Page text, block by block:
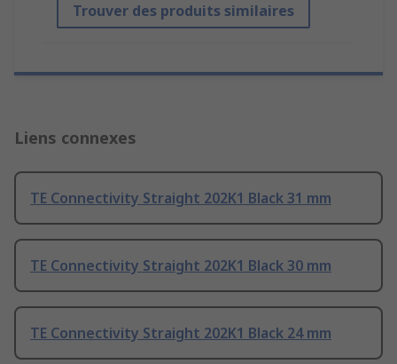
Trouver des produits similaires
Liens connexes
TE Connectivity Straight 202K1 Black 31 mm
TE Connectivity Straight 202K1 Black 30 mm
TE Connectivity Straight 202K1 Black 24 mm